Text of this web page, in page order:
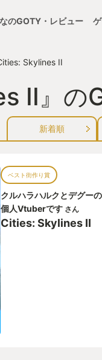
のGOTY・レビュー
Skylines II
II』の
新着順
ベスト街作り賞
クルハラハルクとデグー
個人Vtuberです さん
Cities: Skylines II